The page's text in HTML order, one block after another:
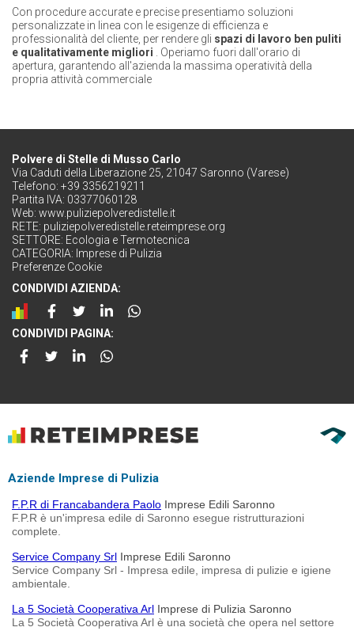
Con procedure accurate e precise presentiamo soluzioni
personalizzate in linea con le esigenze di efficienza e
professionalità del cliente, per rendere gli spazi di lavoro ben puliti
e qualitativamente migliori
. Operiamo fuori dall'orario di
apertura, garantendo all'azienda la massima operatività della
propria attività commerciale
Polvere di Stelle di Musso Carlo
Via Caduti della Liberazione 25, 21047 Saronno (Varese)
Telefono: +39 3356219211
Partita IVA: 03377060128
Web: www.puliziepolveredistelle.it
RETE: puliziepolveredistelle.reteimprese.org
SETTORE: Ecologia e Termotecnica
CATEGORIA: Imprese di Pulizia
Preferenze Cookie
CONDIVIDI AZIENDA:
CONDIVIDI PAGINA:
Aziende Imprese di Pulizia
F.P.R di Francabandera Paolo Imprese Edili Saronno
F.P.R è un'impresa edile di Saronno esegue ristrutturazioni
complete.
Service Company Srl Imprese Edili Saronno
Service Company Srl - Impresa edile, impresa di pulizie e igiene
ambientale.
La 5 Società Cooperativa Arl Imprese di Pulizia Saronno
La 5 Società Cooperativa Arl è una società che opera nel settore